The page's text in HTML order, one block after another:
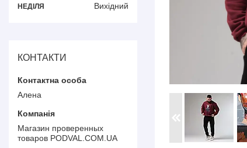
НЕДІЛЯ Вихідний
КОНТАКТИ
Алена
Магазин проверенных
товаров PODVAL.СOM.UA